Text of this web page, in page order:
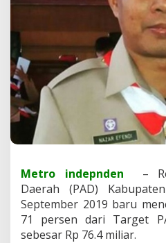
i
s
a
i
A
D
e
b
o
p
a
i
7
Metro indepnden
–
Daerah (PAD)
September 2019 baru
71 persen dari Target
sebesar Rp 76.4 miliar.